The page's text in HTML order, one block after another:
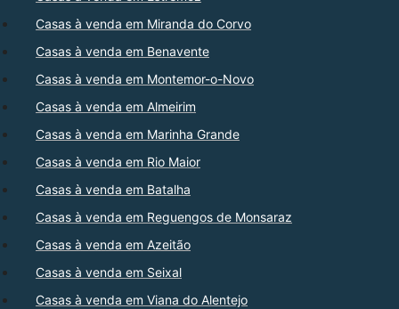
Casas à venda em Miranda do Corvo
Casas à venda em Benavente
Casas à venda em Montemor-o-Novo
Casas à venda em Almeirim
Casas à venda em Marinha Grande
Casas à venda em Rio Maior
Casas à venda em Batalha
Casas à venda em Reguengos de Monsaraz
Casas à venda em Azeitão
Casas à venda em Seixal
Casas à venda em Viana do Alentejo